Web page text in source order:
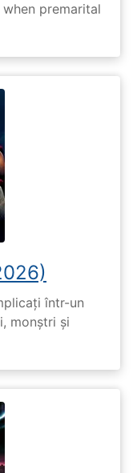
premarital
într-un
monștri și